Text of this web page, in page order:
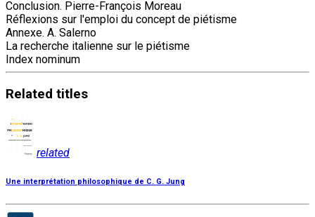
Conclusion. Pierre-François Moreau
Réflexions sur l'emploi du concept de piétisme
Annexe. A. Salerno
La recherche italienne sur le piétisme
Index nominum
Related titles
related
Une interprétation philosophique de C. G. Jung